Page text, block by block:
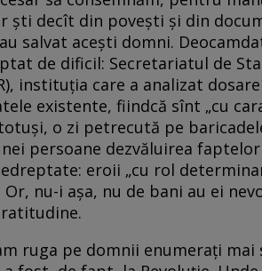
ști decît din povești și din
salvat acești domni.
de dificil: Secretariatul de
instituția care a analizat
existente, fiindcă sînt „cu
o zi petrecută pe
persoane dezvăluirea
eroii „cu rol
nu-i așa, nu de bani au ei
ruga pe domnii enumerați mai